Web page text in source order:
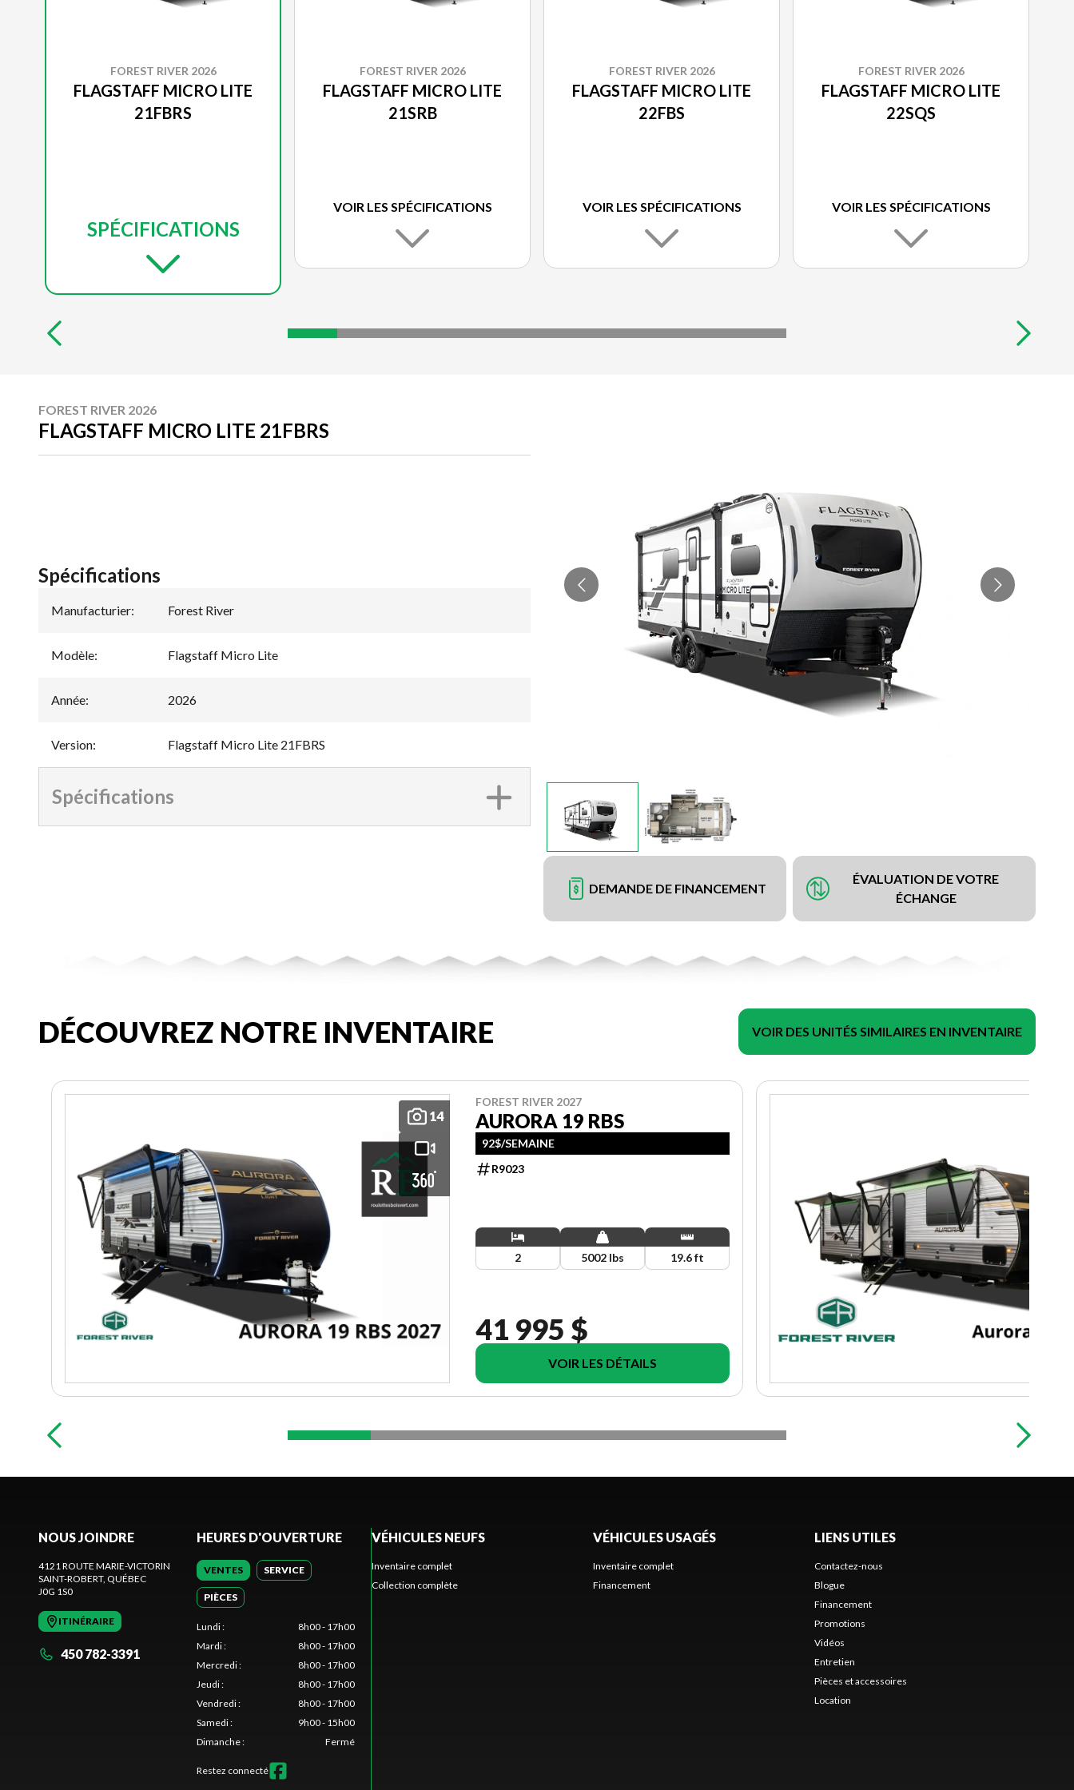
FOREST RIVER 2026
FLAGSTAFF MICRO LITE
21FBRS
SPÉCIFICATIONS
FOREST RIVER 2026
FLAGSTAFF MICRO LITE
21SRB
VOIR LES SPÉCIFICATIONS
FOREST RIVER 2026
FLAGSTAFF MICRO LITE
22FBS
VOIR LES SPÉCIFICATIONS
FOREST RIVER 2026
FLAGSTAFF MICRO LITE
22SQS
VOIR LES SPÉCIFICATIONS
FOREST RIVER 2026
FLAGSTAFF MICRO LITE 21FBRS
DEMANDE DE FINANCEMENT
ÉVALUATION DE VOTRE
ÉCHANGE
Spécifications
Manufacturier: Forest River
Modèle: Flagstaff Micro Lite
Année: 2026
Version: Flagstaff Micro Lite 21FBRS
Spécifications
DÉCOUVREZ NOTRE INVENTAIRE VOIR DES UNITÉS SIMILAIRES EN INVENTAIRE
14
FOREST RIVER 2027
AURORA 19 RBS
92$/SEMAINE
R9023
2 5002 lbs 19.6 ft
41 995 $
VOIR LES DÉTAILS
NOUS JOINDRE
4121 ROUTE MARIE-VICTORIN
SAINT-ROBERT, QUÉBEC
J0G 1S0
ITINÉRAIRE
450 782-3391
HEURES D'OUVERTURE
VENTES SERVICE
PIÈCES
Lundi:
8h00 - 17h00
Mardi:
8h00 - 17h00
Mercredi:
8h00 - 17h00
Jeudi:
8h00 - 17h00
Vendredi:
8h00 - 17h00
Samedi:
9h00 - 15h00
Dimanche: Fermé
Restez connecté
VÉHICULES NEUFS
Inventaire complet
Collection complète
VÉHICULES USAGÉS
Inventaire complet
Financement
LIENS UTILES
Contactez-nous
Blogue
Financement
Promotions
Vidéos
Entretien
Pièces et accessoires
Location